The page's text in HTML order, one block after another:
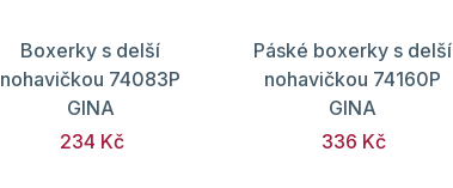
Boxerky s delší
nohavičkou 74083P
GINA
234 Kč
Páské boxerky s delší
nohavičkou 74160P
GINA
336 Kč